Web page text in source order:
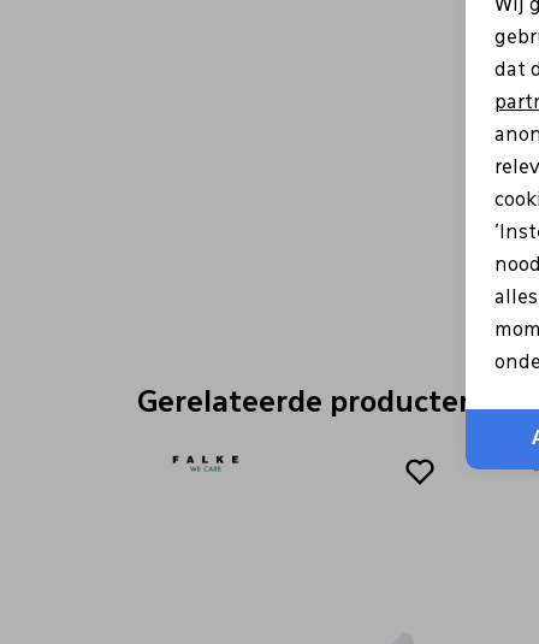
Gerelateerde producten
Wij
dat